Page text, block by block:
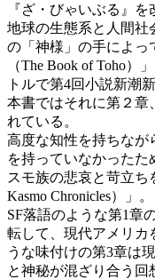
『ざ・びゃいぶる』を
地球の生態系と人間社
の「神様」の手によっ
（The Book of Toho）
トルで第4回小説新潮
本書ではそれに第２章
れている。
高度な知性を持ちなが
を持っていなかったた
スモ族の悲哀と苛立ち
Kasmo Chronicles）」。
SF落語のような第1章
転して、現代アメリカ
うな味付けの第3章は
と神秘が混ざり合う回